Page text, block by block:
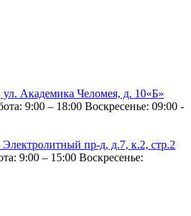
Академика Челомея, д. 10«Б»
9:00 – 18:00 Воскресенье: 09:00 -
пр-д, д.7, к.2, стр.2
9:00 – 15:00 Воскресенье: